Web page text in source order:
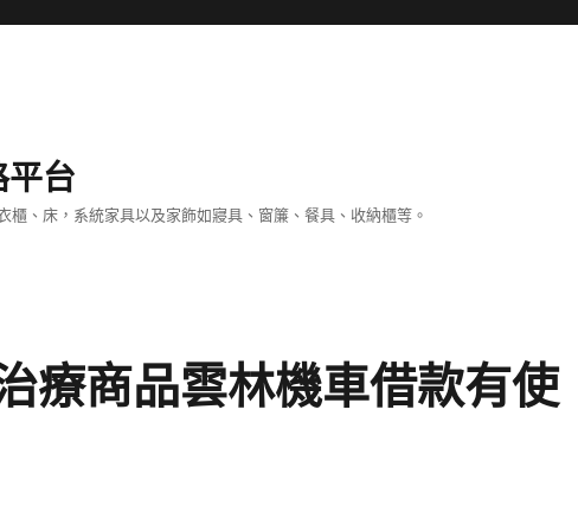
平台
、床，系統家具以及家飾如寢具、窗簾、餐具、收納櫃等。
療商品雲林機車借款有使